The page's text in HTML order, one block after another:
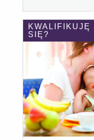
KWALIFIKUJĘ
SIĘ?